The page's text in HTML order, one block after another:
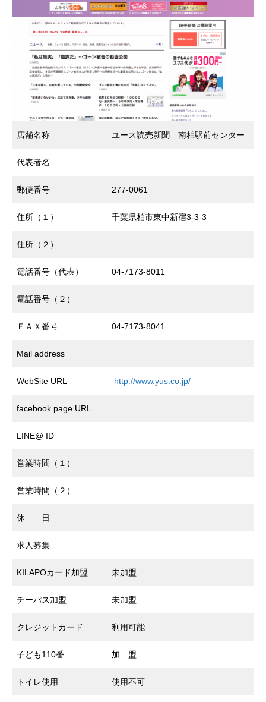
店舗名称 ユース読売新聞 南柏駅前センター
代表者名
郵便番号 277-0061
住所（１） 千葉県柏市東中新宿3-3-3
住所（２）
電話番号（代表） 04-7173-8011
電話番号（２）
ＦＡＸ番号 04-7173-8041
Mail address
WebSite URL http://www.yus.co.jp/
facebook page URL
LINE@ ID
営業時間（１）
営業時間（２）
休 日
求人募集
KILAPOカード加盟 未加盟
チーパス加盟 未加盟
クレジットカード 利用可能
子ども110番 加 盟
トイレ使用 使用不可